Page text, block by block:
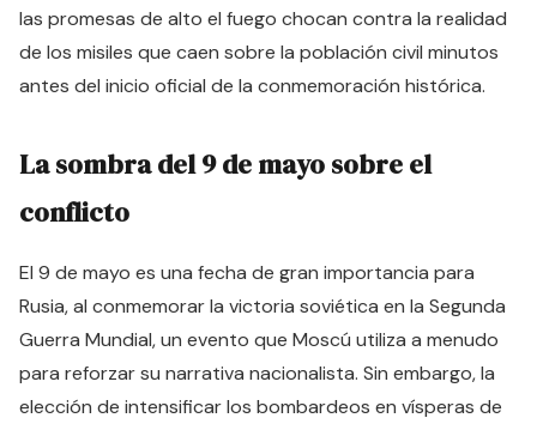
las promesas de alto el fuego chocan contra la realidad
de los misiles que caen sobre la población civil minutos
antes del inicio oficial de la conmemoración histórica.
La sombra del 9 de mayo sobre el
conflicto
El 9 de mayo es una fecha de gran importancia para
Rusia, al conmemorar la victoria soviética en la Segunda
Guerra Mundial, un evento que Moscú utiliza a menudo
para reforzar su narrativa nacionalista. Sin embargo, la
elección de intensificar los bombardeos en vísperas de